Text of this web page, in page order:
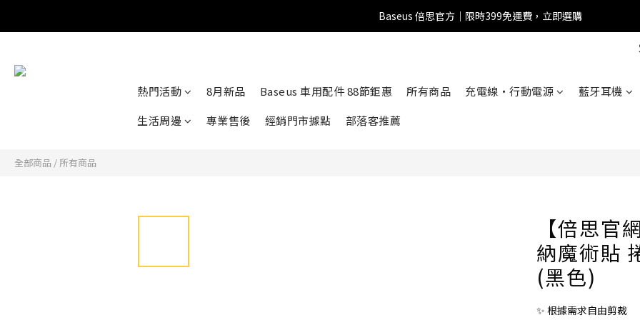
全館滿1500 95折
Baseus 倍思官方｜限時399免運費，立即選購
熱門活動 8月新品 Baseus 車用配件 88節鉅惠 所有商品 充電線・行動電源
藍牙耳機
生活周邊
專業售後 經銷門市據點 部落客推薦
全部商品 / 所有商品
【倍思官
納魔術貼
(黑色)
✨ 根據需求自由剪裁